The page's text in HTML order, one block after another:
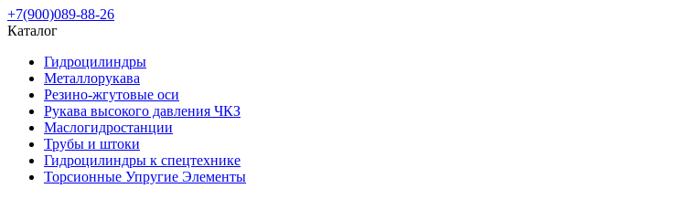
+7(900)089-88-26
Каталог
Гидроцилиндры
Металлорукава
Резино-жгутовые оси
Рукава высокого давления ЧКЗ
Маслогидростанции
Трубы и штоки
Гидроцилиндры к спецтехнике
Торсионные Упругие Элементы